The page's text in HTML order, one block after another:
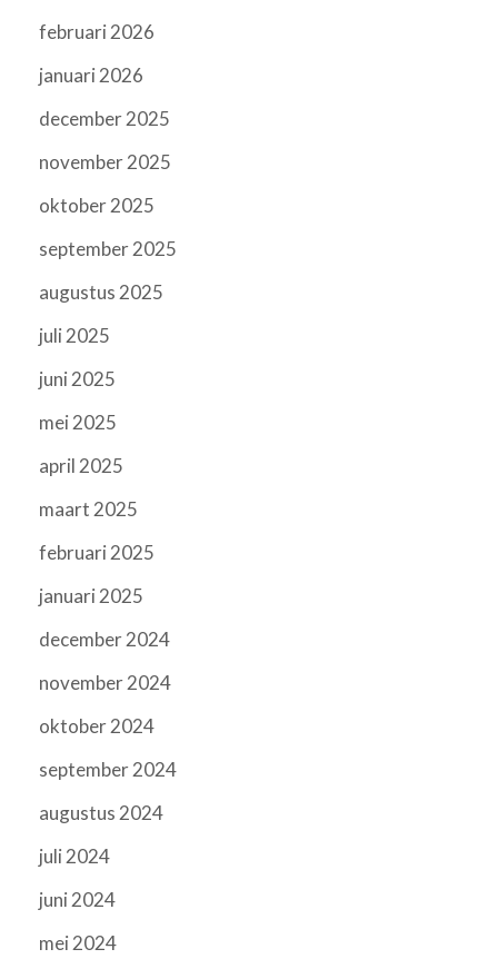
februari 2026
januari 2026
december 2025
november 2025
oktober 2025
september 2025
augustus 2025
juli 2025
juni 2025
mei 2025
april 2025
maart 2025
februari 2025
januari 2025
december 2024
november 2024
oktober 2024
september 2024
augustus 2024
juli 2024
juni 2024
mei 2024